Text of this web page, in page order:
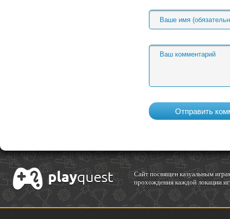
Cайт посвящен казуальным
прохождения каждой локации